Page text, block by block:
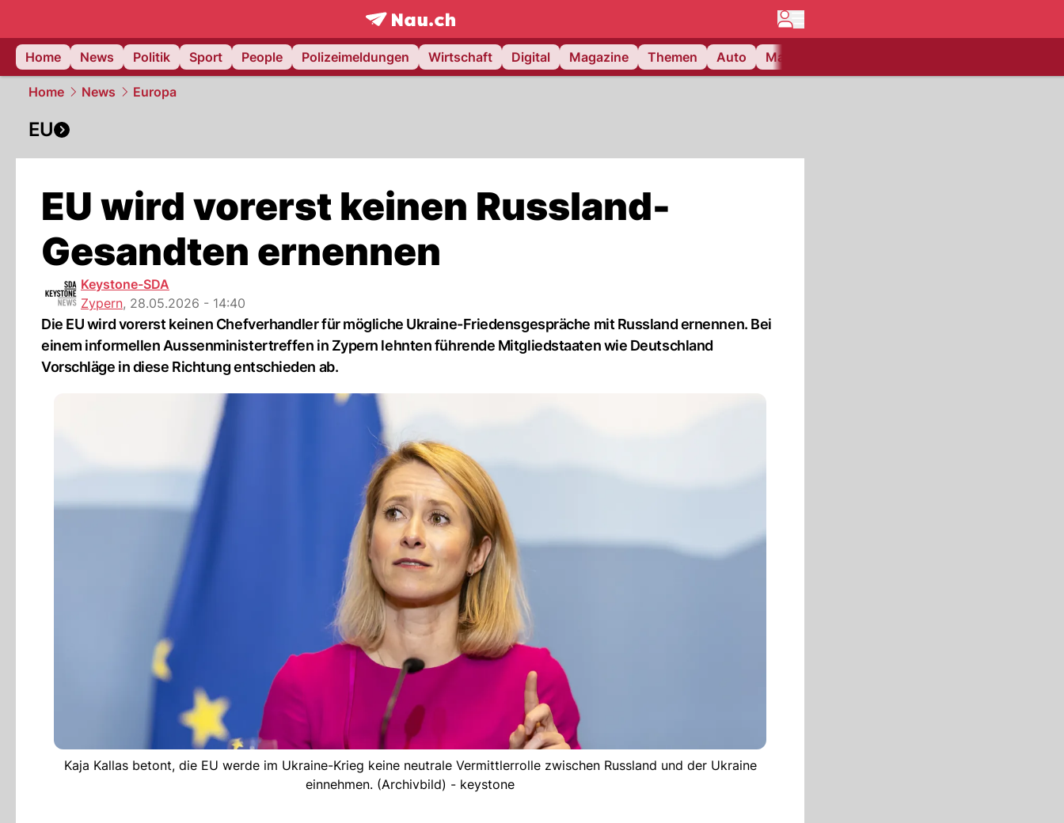
frontpage.NAU.ch
Home
News Politik Sport People Polizeimeldungen Wirtschaft Digital Magazine Themen Auto Matchcenter
Home News Europa
EU
EU wird vorerst keinen Russland-
Gesandten ernennen
Keystone-SDA
Zypern, 28.05.2026 - 14:40
Die EU wird vorerst keinen Chefverhandler für mögliche Ukraine-Friedensgespräche mit Russland ernennen. Bei
einem informellen Aussenministertreffen in Zypern lehnten führende Mitgliedstaaten wie Deutschland
Vorschläge in diese Richtung entschieden ab.
Kaja Kallas betont, die EU werde im Ukraine-Krieg keine neutrale Vermittlerrolle zwischen Russland und der Ukraine
einnehmen. (Archivbild) - keystone